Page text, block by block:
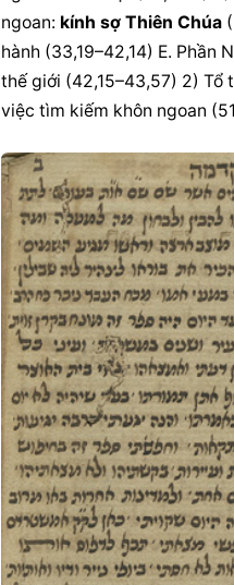
ngoan: kính sợ Thiên Chúa
hành (33,19–42,14) E. Phần
thế giới (42,15–43,57) 2) Tổ
việc tìm kiếm khôn ngoan